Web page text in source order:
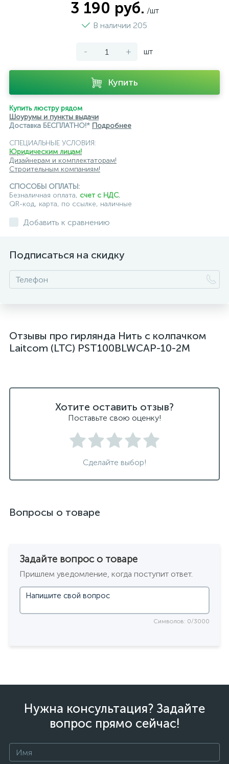
3 190 руб. /шт
В наличии 205
- + шт
Купить
Купить люстру рядом
Шоурумы и пункты выдачи
Доставка БЕСПЛАТНО!* Подробнее
СПЕЦИАЛЬНЫЕ УСЛОВИЯ:
Юридическим лицам!
Дизайнерам и комплектаторам!
Строительным компаниям!
СПОСОБЫ ОПЛАТЫ:
Безналичная оплата, счет с НДС,
QR-код, карта, по ссылке, наличные
Добавить к сравнению
Подписаться на скидку
Отзывы про гирлянда Нить с колпачком
Laitcom (LTC) PST100BLWCAP-10-2M
Хотите оставить отзыв?
Поставьте свою оценку!
Сделайте выбор!
Вопросы о товаре
Задайте вопрос о товаре
Пришлем уведомление, когда поступит ответ.
Символов: 0/3000
Нужна консультация? Задайте
вопрос прямо сейчас!